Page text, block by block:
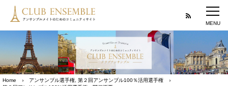
Home アンサンブル選手権 第２回アンサンブル100％活用選手権